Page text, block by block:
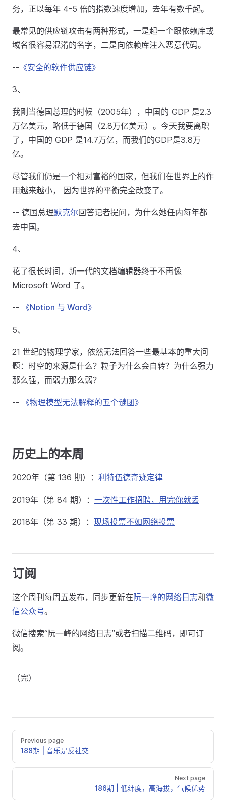
务，正以每年 4-5 倍的指数速度增加，去年有数千起。
最常见的供应链攻击有两种形式，一是起一个跟依赖库或
域名很容易混淆的名字，二是向依赖库注入恶意代码。
-- 《安全的软件供应链》
3、
我刚当德国总理的时候（2005年），中国的 GDP 是2.3
万亿美元，略低于德国（2.8万亿美元）。今天我要离职
了，中国的 GDP 是14.7万亿，而我们的GDP是3.8万
亿。
尽管我们仍是一个相对富裕的国家，但我们在世界上的作
用越来越小， 因为世界的平衡完全改变了。
-- 德国总理默克尔回答记者提问，为什么她任内每年都
去中国。
4、
花了很长时间，新一代的文档编辑器终于不再像
Microsoft Word 了。
-- 《Notion 与 Word》
5、
21 世纪的物理学家，依然无法回答一些最基本的重大问
题：时空的来源是什么？粒子为什么会自转？为什么强力
那么强，而弱力那么弱？
-- 《物理模型无法解释的五个谜团》
历史上的本周
2020年（第 136 期）： 利特伍德奇迹定律
2019年（第 84 期）： 一次性工作招聘，用完你就丢
2018年（第 33 期）： 现场投票不如网络投票
订阅
这个周刊每周五发布，同步更新在阮一峰的网络日志和微
信公众号。
微信搜索“阮一峰的网络日志”或者扫描二维码，即可订
阅。
（完）
Previous page
188期 | 音乐是反社交
Next page
186期 | 低纬度，高海拔，气候优势